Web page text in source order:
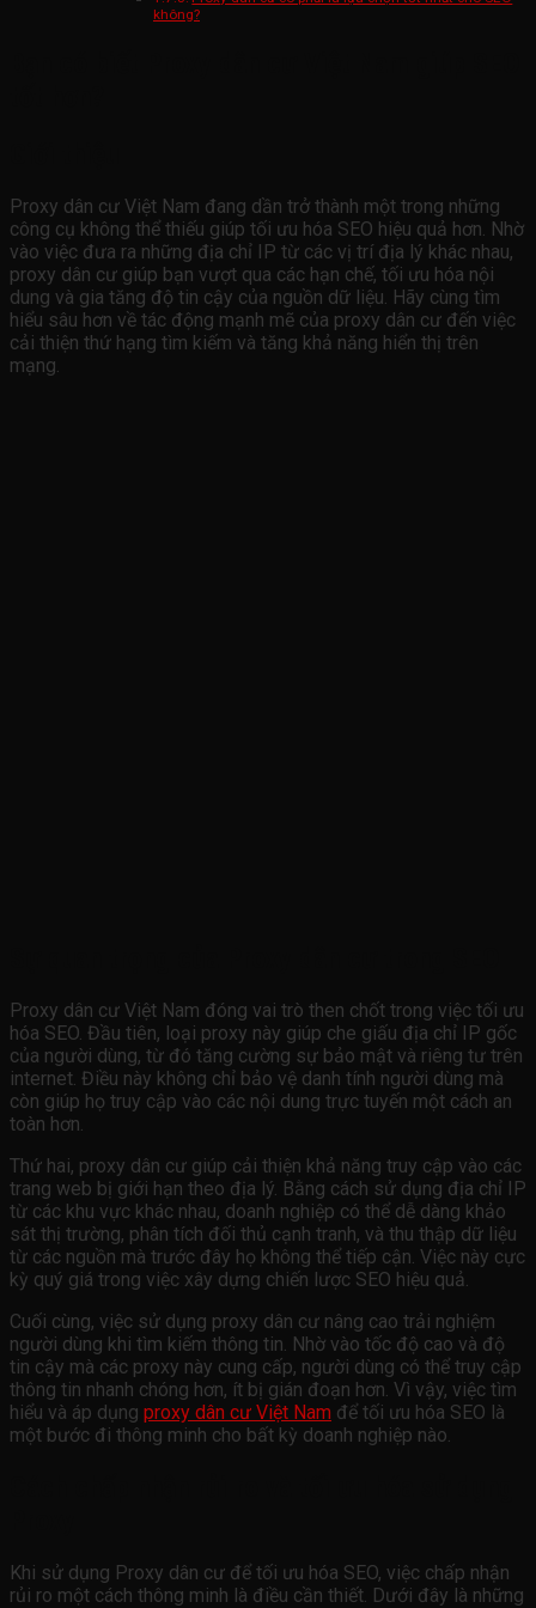
không?
Proxy dân cư Việt Nam đang dần trở thành một trong những
công cụ không thể thiếu giúp tối ưu hóa SEO hiệu quả hơn. Nhờ
vào việc đưa ra những địa chỉ IP từ các vị trí địa lý khác nhau,
proxy dân cư giúp bạn vượt qua các hạn chế, tối ưu hóa nội
dung và gia tăng độ tin cậy của nguồn dữ liệu. Hãy cùng tìm
hiểu sâu hơn về tác động mạnh mẽ của proxy dân cư đến việc
cải thiện thứ hạng tìm kiếm và tăng khả năng hiển thị trên
mạng.
Proxy dân cư Việt Nam đóng vai trò then chốt trong việc tối ưu
hóa SEO. Đầu tiên, loại proxy này giúp che giấu địa chỉ IP gốc
của người dùng, từ đó tăng cường sự bảo mật và riêng tư trên
internet. Điều này không chỉ bảo vệ danh tính người dùng mà
còn giúp họ truy cập vào các nội dung trực tuyến một cách an
toàn hơn.
Thứ hai, proxy dân cư giúp cải thiện khả năng truy cập vào các
trang web bị giới hạn theo địa lý. Bằng cách sử dụng địa chỉ IP
từ các khu vực khác nhau, doanh nghiệp có thể dễ dàng khảo
sát thị trường, phân tích đối thủ cạnh tranh, và thu thập dữ liệu
từ các nguồn mà trước đây họ không thể tiếp cận. Việc này cực
kỳ quý giá trong việc xây dựng chiến lược SEO hiệu quả.
Cuối cùng, việc sử dụng proxy dân cư nâng cao trải nghiệm
người dùng khi tìm kiếm thông tin. Nhờ vào tốc độ cao và độ
tin cậy mà các proxy này cung cấp, người dùng có thể truy cập
thông tin nhanh chóng hơn, ít bị gián đoạn hơn. Vì vậy, việc tìm
hiểu và áp dụng proxy dân cư Việt Nam để tối ưu hóa SEO là
một bước đi thông minh cho bất kỳ doanh nghiệp nào.
Khi sử dụng Proxy dân cư để tối ưu hóa SEO, việc chấp nhận
rủi ro một cách thông minh là điều cần thiết. Dưới đây là những